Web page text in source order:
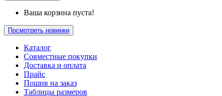
Ваша корзина пуста!
Посмотреть новинки
Каталог
Совместные покупки
Доставка и оплата
Прайс
Пошив на заказ
Таблицы размеров